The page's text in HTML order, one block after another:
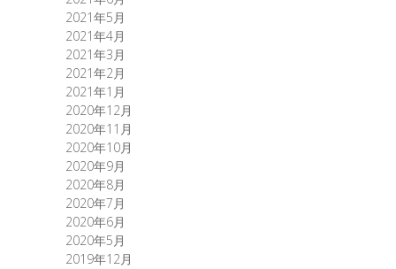
2021年5月
2021年4月
2021年3月
2021年2月
2021年1月
2020年12月
2020年11月
2020年10月
2020年9月
2020年8月
2020年7月
2020年6月
2020年5月
2019年12月